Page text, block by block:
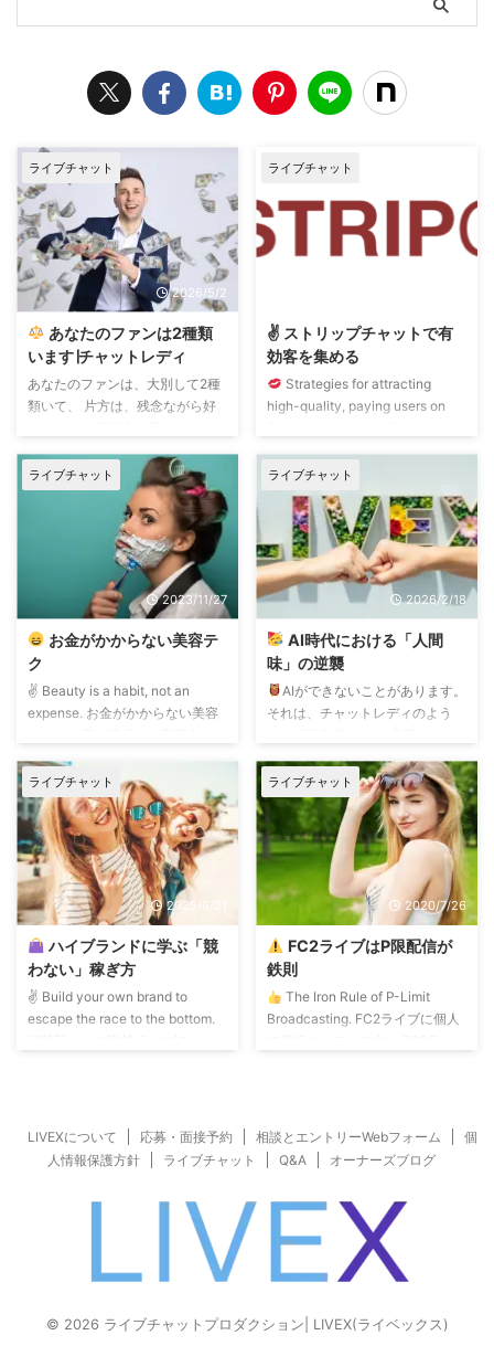
ライブチャット
2026/5/2
あなたのファンは2種類
います∣チャットレディ
あなたのファンは、大別して2種
類いて、 片方は、残念ながら好
を推して、人気者にしたい、稼が
せてあげたい、と思ってくれてい
非歓迎のファン
は、 あなたを独占したい、他の
ユーザーが寄り付くのを嫌うユー
非歓迎のファンは、 た
とえば、 パーティーチャット・
ットに、 たくさんのユーザーが
集まる繁忙時間帯に、ツーショッ
トチャット、プライベートチャッ
トを ...
ライブチャット
✌️ ストリップチャットで有
効客を集める
Strategies for attracting
high-quality, paying users on
思います。 日本語圏ライブチャ
ットの100倍、1000倍の単位で
ユーザーアクセスを集めるパワー
サイトです。 しかし、 大量に閲
覧者が集まっても、チップされな
い、 有料チャットが利用されな
いのでは、タダ働きでしかない。
をたくさん集めても意味がないん
です。 で、タダ見専門ユーザ ...
ライブチャット
2023/11/27
お金がかからない美容テ
ク
✌️ Beauty is a habit, not an
expense. お金がかからない美容
禁、ビーガンのような偏食はNG
で、甘いものもちょびっと食べて
いいけど、走らずに1日1万歩以上
は必ず歩く。 これだけでツルツ
ル肌でムダな脂肪がない健康的な
ナイスバディになれます。 ちょ
っとセクシーファッションに身を
な振り向いて2度見! ライブチャッ
トでも人気上昇! お金がかからな
い美容は、お金が ...
ライブチャット
2026/2/18
AI時代における「人間
味」の逆襲
AIができないことがあります。
それは、チャットレディのよう
で人間と会話しているかのようで
す。 しかしそれは、あくまで機
械が統計的な応答をしているだ
け。 それは、チャットレディだ
けでなく、チャットレディのサポ
ートに携わる、我々のような立ち
場でも、越えられない違和感があ
ついてのマニュアルを作るとしま
しょう。 AIは、人間が真似でき
ない、精密な使用マニュアルを書
いてくれます。 しかし、ライト
ライブチャット
2025/6/21
ハイブランドに学ぶ「競
わない」稼ぎ方
✌️ Build your own brand to
escape the race to the bottom.
略は根本から間違っています。
なぜ、世界の名だたるハイブラン
ドは、景気に左右されず成功し続
も「競っていない」からです。ハ
イブランドのビジネスモデルに学
ぶ、スマートで青天井な稼ぎ方の
本質を解説します。 1：ハイブラ
ライブチャット
2020/7/26
FC2ライブはP限配信が
鉄則
The Iron Rule of P-Limit
Broadcasting. FC2ライブに個人
ブチャットの無料配信ではP限配
信に設定することが鉄則と考えま
す。 FC2ライブチャットでは、
ーが切り替えることができます。
無料配信で閲覧者とコミュニケー
ションをとりながら、 集客して
おいて、有料配信に勧誘するとい
LIVEXについて 応募・面接予約 相談とエントリーWebフォーム
個
人情報保護方針
ライブチャット Q&A オーナーズブログ
© 2026 ライブチャットプロダクション| LIVEX(ライベックス)